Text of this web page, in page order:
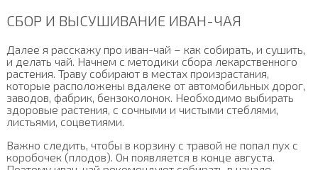
СБОР И ВЫСУШИВАНИЕ ИВАН-ЧАЯ
Далее я расскажу про иван-чай – как собирать, и сушить,
и делать чай. Начнем с методики сбора лекарственного
растения. Траву собирают в местах произрастания,
которые расположены вдалеке от автомобильных дорог,
заводов, фабрик, бензоколонок. Необходимо выбирать
здоровые растения, с сочными и чистыми стеблями,
листьями, соцветиями.
Важно следить, чтобы в корзину с травой не попал пух с
коробочек (плодов). Он появляется в конце августа.